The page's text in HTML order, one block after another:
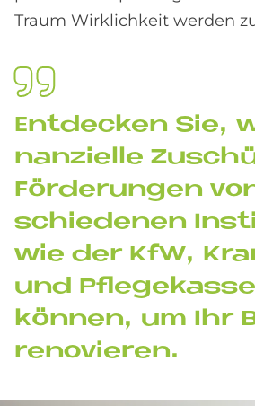
Traum Wirklichkeit werden
Ent­decken Sie,
nan­zi­el­le
För­de­run­gen
schie­de­nen
wie der KfW,
und
kön­nen, um Ihr
re­no­vie­ren.